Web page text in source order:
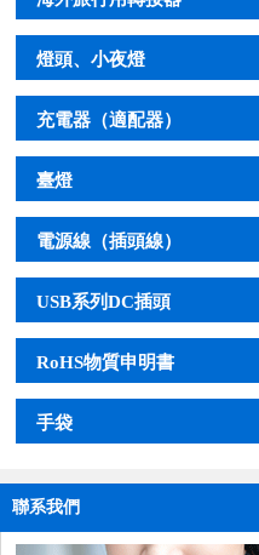
燈頭、小夜燈
充電器（適配器）
臺燈
電源線（插頭線）
USB系列DC插頭
RoHS物質申明書
手袋
聯系我們